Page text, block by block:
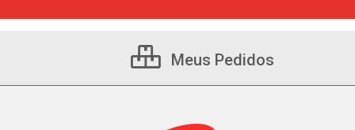
Meus Pedidos